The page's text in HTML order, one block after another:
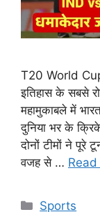
T20 World
इतिहास के सबसे
महामुकाबले में
दुनिया भर के
दोनों टीमों ने पूरे
वजह से …
Categories
Sports